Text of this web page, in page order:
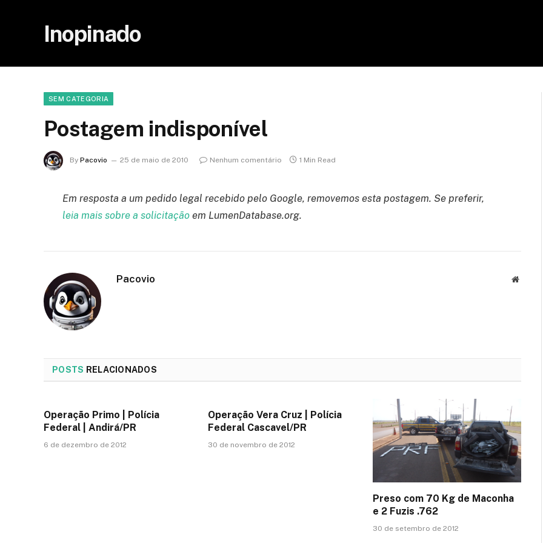
Inopinado
SEM CATEGORIA
Postagem indisponível
By Pacovio 25 de maio de 2010 Nenhum comentário 1 Min Read
Em resposta a um pedido legal recebido pelo Google, removemos esta postagem. Se preferir,
leia mais sobre a solicitação em LumenDatabase.org.
Pacovio Website
POSTS RELACIONADOS
Operação Primo | Polícia
Federal | Andirá/PR
6 de dezembro de 2012
Operação Vera Cruz | Polícia
Federal Cascavel/PR
30 de novembro de 2012
Preso com 70 Kg de Maconha
e 2 Fuzis .762
30 de setembro de 2012